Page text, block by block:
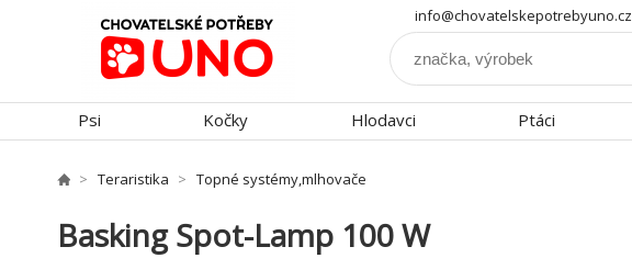
info@chovatelskepotrebyuno.cz
Psi Kočky Hlodavci Ptáci
Teraristika Topné systémy,mlhovače
Basking Spot-Lamp 100 W